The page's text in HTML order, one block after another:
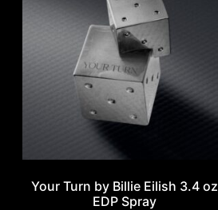
Your Turn by Billie Eilish 3.4 oz
EDP Spray